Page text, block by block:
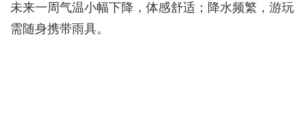
未来一周气温小幅下降，体感舒适；降水频繁，游玩
需随身携带雨具。